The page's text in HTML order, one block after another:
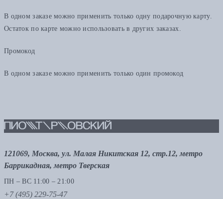
В одном заказе можно применить только одну подарочную карту.
Остаток по карте можно использовать в других заказах.
Промокод
В одном заказе можно применить только один промокод
121069, Москва, ул. Малая Никитская 12, стр.12, метро
Баррикадная, метро Тверская
ПН – ВС 11:00 – 21:00
+7 (495) 229-75-47